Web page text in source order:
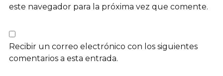
este navegador para la próxima vez que comente.
Recibir un correo electrónico con los siguientes
comentarios a esta entrada.